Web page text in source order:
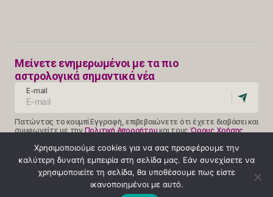
Μείνετε ενημερωμένοι με τα πιο
αστρολογικά σημαντικά νέα
E-mail
Πατώντας το κουμπί Εγγραφή, επιβεβαιώνετε ότι έχετε διαβάσει και
συμφωνείτε με τηνΠολιτική Απορρήτουκαι τουςΌρους Χρήσης
Χρησιμοποιούμε cookies για να σας προσφέρουμε την
καλύτερη δυνατή εμπειρία στη σελίδα μας. Εάν συνεχίσετε να
χρησιμοποιείτε τη σελίδα, θα υποθέσουμε πως είστε
ικανοποιημένοι με αυτό.